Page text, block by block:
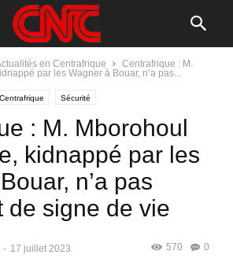
en Centrafrique
Centrafrique : M.
par les Wagner à Bouar, n’a pas...
Sécurité
: M. Mborohoul
kidnappé par les
n’a pas
de signe de vie
- 17 juillet 2023 0
570